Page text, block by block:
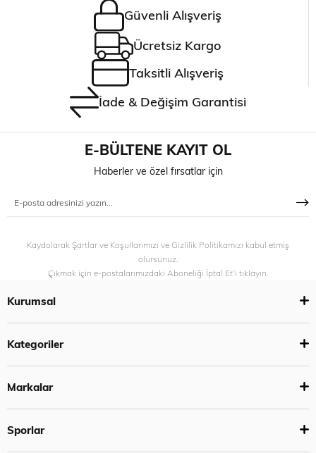
Güvenli Alışveriş
Ücretsiz Kargo
Taksitli Alışveriş
İade & Değişim Garantisi
E-BÜLTENE KAYIT OL
Haberler ve özel fırsatlar için
Kaydolarak Şartlar ve Koşullarımızı ve Gizlilik Politikamızı kabul etmiş
olursunuz.
Çıkmak için e-postalarımızdaki Aboneliği İptal Et’i tıklayın.
Kurumsal
Kategoriler
Markalar
Sporlar